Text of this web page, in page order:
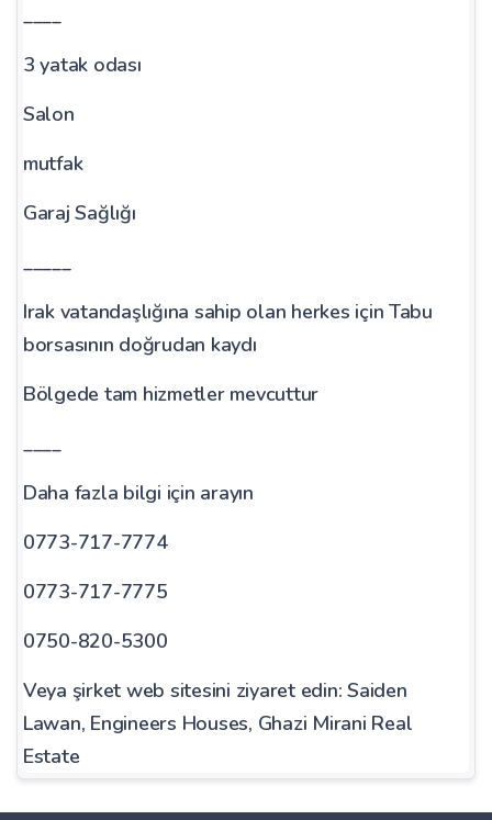
____
3 yatak odası
Salon
mutfak
Garaj Sağlığı
_____
Irak vatandaşlığına sahip olan herkes için Tabu
borsasının doğrudan kaydı
Bölgede tam hizmetler mevcuttur
____
Daha fazla bilgi için arayın
0773-717-7774
0773-717-7775
0750-820-5300
Veya şirket web sitesini ziyaret edin: Saiden
Lawan, Engineers Houses, Ghazi Mirani Real
Estate